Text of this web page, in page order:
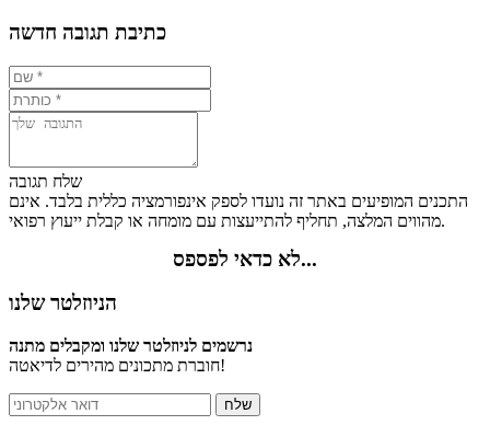
כתיבת תגובה חדשה
שלח תגובה
התכנים המופיעים באתר זה נועדו לספק אינפורמציה כללית בלבד. אינם
מהווים המלצה, תחליף להתייעצות עם מומחה או קבלת ייעוץ רפואי.
לא כדאי לפספס...
הניוזלטר שלנו
נרשמים לניוזלטר שלנו ומקבלים מתנה
חוברת מתכונים מהירים לדיאטה!